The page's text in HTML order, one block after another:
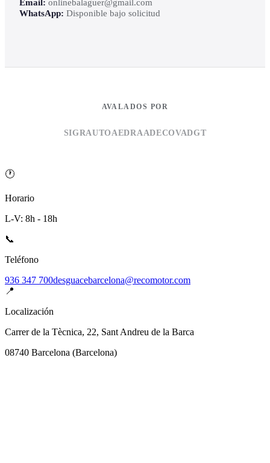
WhatsApp: Disponible bajo solicitud
AVALADOS POR
SIGRAUTOAEDRAADECOVADGT
🕐
Horario
L-V: 8h - 18h
📞
Teléfono
936 347 700desguacebarcelona@recomotor.com
📍
Localización
Carrer de la Tècnica, 22, Sant Andreu de la Barca
08740 Barcelona (Barcelona)